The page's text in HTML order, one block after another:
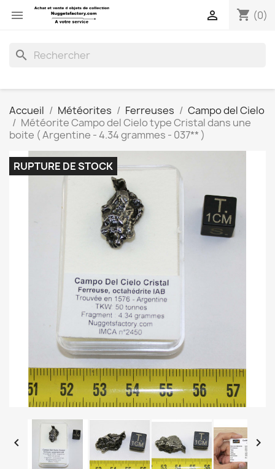
 shopping_cart (0)

search
Accueil Météorites Ferreuses
Campo del Cielo
Météorite Campo del Cielo type Cristal dans une
boite ( Argentine - 4.34 grammes - 037** )
RUPTURE DE STOCK
 